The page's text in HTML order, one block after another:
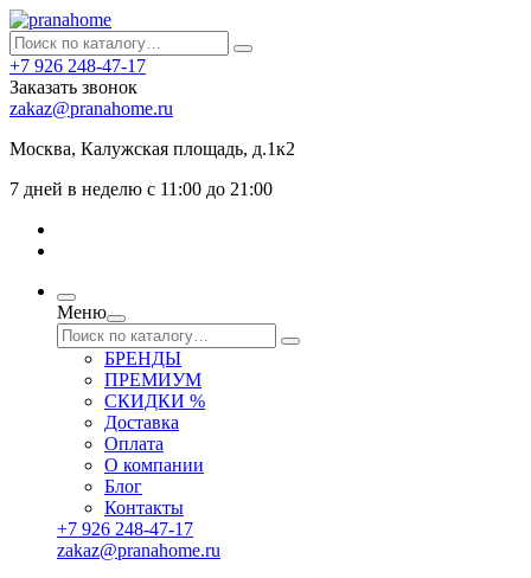
+7 926 248-47-17
Заказать звонок
zakaz@pranahome.ru
Москва, Калужская площадь, д.1к2
7 дней в неделю с 11:00 до 21:00
Меню
БРЕНДЫ
ПРЕМИУМ
СКИДКИ %
Доставка
Оплата
О компании
Блог
Контакты
+7 926 248-47-17
zakaz@pranahome.ru